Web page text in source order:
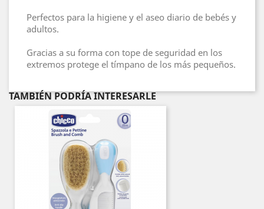
Perfectos para la higiene y el aseo diario de bebés y
adultos.
Gracias a su forma con tope de seguridad en los
extremos protege el tímpano de los más pequeños.
TAMBIÉN PODRÍA INTERESARLE